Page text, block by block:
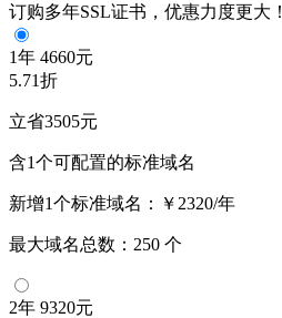
订购多年SSL证书，优惠力度更大！
1年 4660元
5.71折
立省3505元
含1个可配置的标准域名
新增1个标准域名： ￥2320/年
最大域名总数： 250 个
2年 9320元